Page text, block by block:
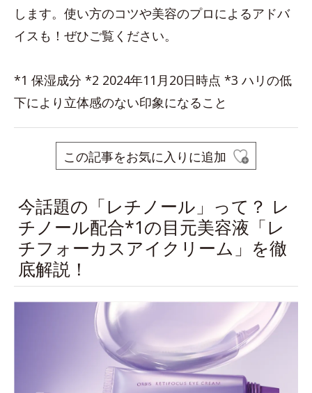
します。使い方のコツや美容のプロによるアドバ
イスも！ぜひご覧ください。
*1 保湿成分 *2 2024年11月20日時点 *3 ハリの低
下により立体感のない印象になること
この記事をお気に入りに追加
今話題の「レチノール」って？ レ
チノール配合*1の目元美容液「レ
チフォーカスアイクリーム」を徹
底解説！